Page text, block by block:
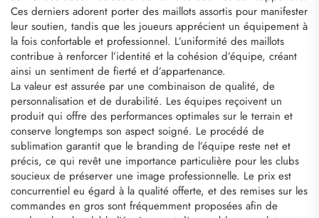
Ces derniers adorent porter des maillots assortis pour manifester
leur soutien, tandis que les joueurs apprécient un équipement à
la fois confortable et professionnel. L’uniformité des maillots
contribue à renforcer l’identité et la cohésion d’équipe, créant
ainsi un sentiment de fierté et d’appartenance.
La valeur est assurée par une combinaison de qualité, de
personnalisation et de durabilité. Les équipes reçoivent un
produit qui offre des performances optimales sur le terrain et
conserve longtemps son aspect soigné. Le procédé de
sublimation garantit que le branding de l’équipe reste net et
précis, ce qui revêt une importance particulière pour les clubs
soucieux de préserver une image professionnelle. Le prix est
concurrentiel eu égard à la qualité offerte, et des remises sur les
commandes en gros sont fréquemment proposées afin de